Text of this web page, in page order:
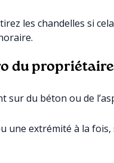
les chandelles si
du propriétaire
sur du béton ou de
une extrémité à la